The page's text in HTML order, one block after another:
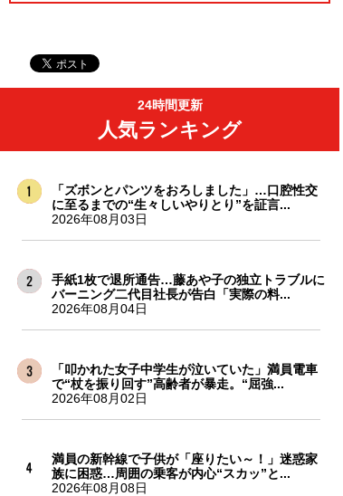
24時間更新
人気ランキング
「ズボンとパンツをおろしました」…口腔性交
に至るまでの“生々しいやりとり”を証言...
2026年08月03日
手紙1枚で退所通告…藤あや子の独立トラブルに
バーニング二代目社長が告白「実際の料...
2026年08月04日
「叩かれた女子中学生が泣いていた」満員電車
で“杖を振り回す”高齢者が暴走。“屈強...
2026年08月02日
満員の新幹線で子供が「座りたい～！」迷惑家
族に困惑…周囲の乗客が内心“スカッ”と...
2026年08月08日